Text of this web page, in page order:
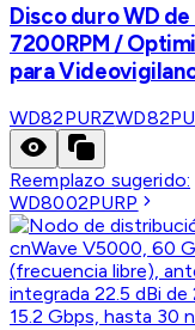
Disco duro WD
7200RPM /
para
WD82PURZ
Reemplazo sugerido:
WD8002PURP